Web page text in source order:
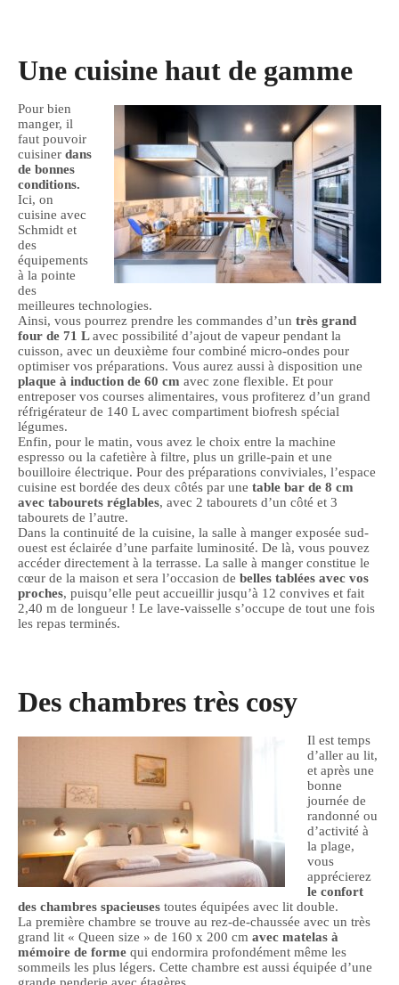
Une cuisine haut de gamme
Pour bien
manger, il
faut pouvoir
cuisiner dans
de bonnes
conditions.
Ici, on
cuisine avec
Schmidt et
des
équipements
à la pointe
des
meilleures technologies.
Ainsi, vous pourrez prendre les commandes d’un très grand
four de 71 Lavec possibilité d’ajout de vapeur pendant la
cuisson, avec un deuxième four combiné micro-ondes pour
optimiser vos préparations. Vous aurez aussi à disposition une
plaque à induction de 60 cm avec zone flexible. Et pour
entreposer vos courses alimentaires, vous profiterez d’un grand
réfrigérateur de 140 L avec compartiment biofresh spécial
légumes.
Enfin, pour le matin, vous avez le choix entre la machine
espresso ou la cafetière à filtre, plus un grille-pain et une
bouilloire électrique. Pour des préparations conviviales, l’espace
cuisine est bordée des deux côtés par une table bar de 8 cm
avec tabourets réglables, avec 2 tabourets d’un côté et 3
tabourets de l’autre.
Dans la continuité de la cuisine, la salle à manger exposée sud-
ouest est éclairée d’une parfaite luminosité. De là, vous pouvez
accéder directement à la terrasse. La salle à manger constitue le
cœur de la maison et sera l’occasion de belles tablées avec vos
proches, puisqu’elle peut accueillir jusqu’à 12 convives et fait
2,40 m de longueur ! Le lave-vaisselle s’occupe de tout une fois
les repas terminés.
Des chambres très cosy
Il est temps
d’aller au lit,
et après une
bonne
journée de
randonné ou
d’activité à
la plage,
vous
apprécierez
le confort
des chambres spacieuses toutes équipées avec lit double.
La première chambre se trouve au rez-de-chaussée avec un très
grand lit « Queen size » de 160 x 200 cm avec matelas à
mémoire de forme qui endormira profondément même les
sommeils les plus légers. Cette chambre est aussi équipée d’une